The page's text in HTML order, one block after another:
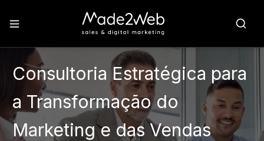
Consultoria Estratégica para
a Transformação do
Marketing e das Vendas